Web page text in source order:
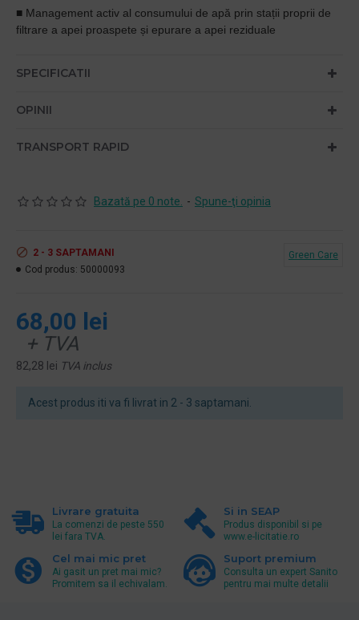
■ Management activ al consumului de apă prin stații proprii de
filtrare a apei proaspete și epurare a apei reziduale
SPECIFICATII
OPINII
TRANSPORT RAPID
Acest produs iti va fi livrat in 2 - 3 saptamani.
Bazată pe 0 note. - Spune-ţi opinia
68,00 lei
+ TVA
82,28 lei TVA inclus
2 - 3 SAPTAMANI
Cod produs: 50000093
Green Care
Livrare gratuita
La comenzi de peste 550
lei fara TVA.
Si in SEAP
Produs disponibil si pe
www.e-licitatie.ro
Cel mai mic pret
Ai gasit un pret mai mic?
Promitem sa il echivalam.
Suport premium
Consulta un expert Sanito
pentru mai multe detalii